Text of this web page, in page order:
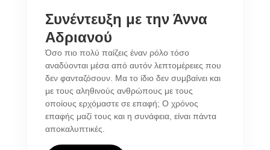
Συνέντευξη με την Άννα
Αδριανού
Όσο πιο πολύ παίζεις έναν ρόλο τόσο
αναδύονται μέσα από αυτόν λεπτομέρειες που
δεν φανταζόσουν. Μα το ίδιο δεν συμβαίνει και
με τους αληθινούς ανθρώπους με τους
οποίους ερχόμαστε σε επαφή; Ο χρόνος
επαφής μαζί τους και η συνάφεια, είναι πάντα
αποκαλυπτικές.